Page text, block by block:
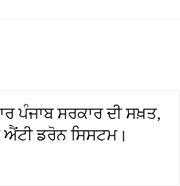
ਪੰਜਾਬ ਸਰਕਾਰ ਦੀ ਸਖ਼ਤ,
ਡਰੋਨ ਸਿਸਟਮ।